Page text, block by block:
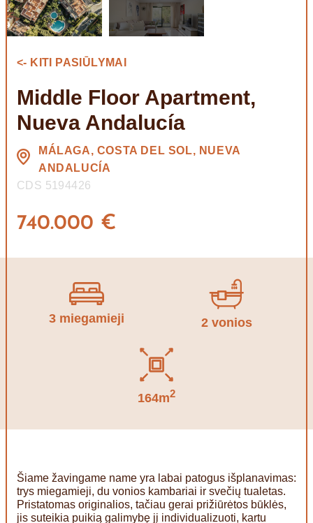
<- KITI PASIŪLYMAI
Middle Floor Apartment,
Nueva Andalucía
MÁLAGA, COSTA DEL SOL, NUEVA
ANDALUCÍA
CDS 5194426
740.000 €
3 miegamieji 2 vonios
164m2
Šiame žavingame name yra labai patogus išplanavimas:
trys miegamieji, du vonios kambariai ir svečių tualetas.
Pristatomas originalios, tačiau gerai prižiūrėtos būklės,
jis suteikia puikią galimybę jį individualizuoti, kartu